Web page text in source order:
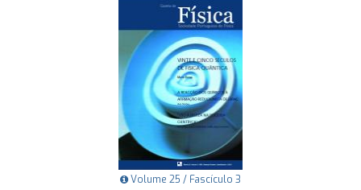
Volume 25 / Fascículo 3